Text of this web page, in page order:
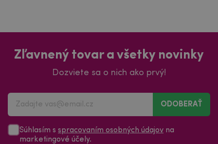
Zľavnený tovar a všetky novinky
Dozviete sa o nich ako prvý!
ODOBERAŤ
Súhlasím s spracovaním osobných údajov na
marketingové účely.